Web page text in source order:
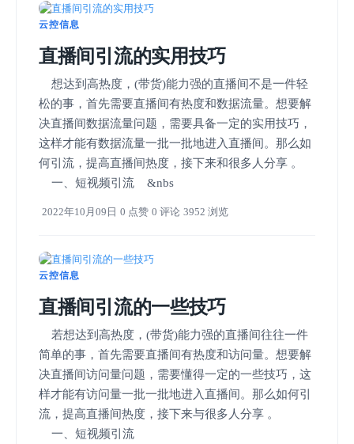
云控信息
直播间引流的实用技巧
想达到高热度，(带货)能力强的直播间不是一件轻
松的事，首先需要直播间有热度和数据流量。想要解
决直播间数据流量问题，需要具备一定的实用技巧，
这样才能有数据流量一批一批地进入直播间。那么如
何引流，提高直播间热度，接下来和很多人分享 。
一、短视频引流 &nbs
2022年10月09日 0 点赞 0 评论 3952 浏览
云控信息
直播间引流的一些技巧
若想达到高热度，(带货)能力强的直播间往往一件
简单的事，首先需要直播间有热度和访问量。想要解
决直播间访问量问题，需要懂得一定的一些技巧，这
样才能有访问量一批一批地进入直播间。那么如何引
流，提高直播间热度，接下来与很多人分享 。
一、短视频引流